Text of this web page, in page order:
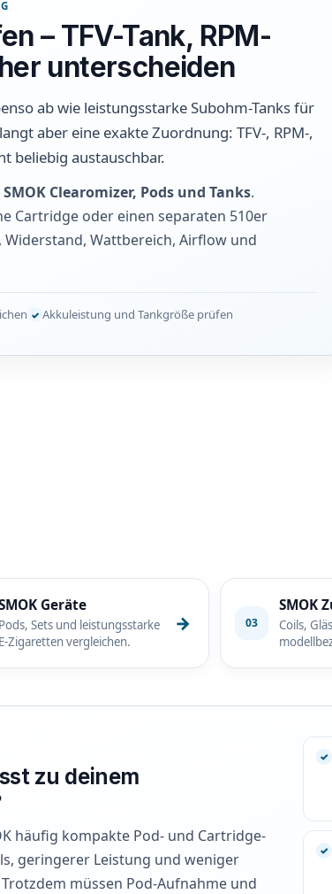
– TFV-Tank, RPM-
unterscheiden
ab wie leistungsstarke Subohm-Tanks für
aber eine exakte Zuordnung: TFV-, RPM-,
beliebig austauschbar.
SMOK Clearomizer, Pods und Tanks.
Cartridge oder einen separaten 510er
Wattbereich, Airflow und
Akkuleistung und Tankgröße prüfen
Geräte
Pods, Sets und leistungsstarke
E-Zigaretten vergleichen.
→ 03
SMOK
Coils,
zu deinem
häufig kompakte Pod- und Cartridge-
geringerer Leistung und weniger
müssen Pod-Aufnahme und